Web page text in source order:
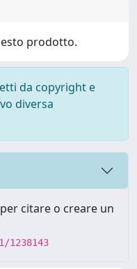
prodotto.
da copyright e
diversa
citare o creare un